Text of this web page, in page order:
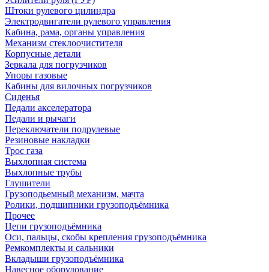
Штоки рулевого цилиндра
Электродвигатели рулевого управления
Кабина, рама, органы управления
Механизм стеклоочистителя
Корпусные детали
Зеркала для погрузчиков
Упоры газовые
Кабины для вилочных погрузчиков
Сиденья
Педали акселератора
Педали и рычаги
Переключатели подрулевые
Резиновые накладки
Трос газа
Выхлопная система
Выхлопные трубы
Глушители
Грузоподьемный механизм, мачта
Ролики, подшипники грузоподъёмника
Прочее
Цепи грузоподъёмника
Оси, пальцы, скобы крепления грузоподъёмника
Ремкомплекты и сальники
Вкладыши грузоподъёмника
Навесное оборудование